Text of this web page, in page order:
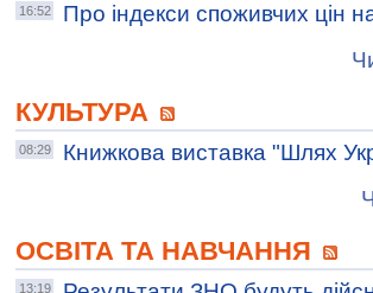
16:52
Про індекси споживчих цін
КУЛЬТУРА
08:29
Книжкова виставка "Шлях
ОСВІТА ТА НАВЧАННЯ
13:19